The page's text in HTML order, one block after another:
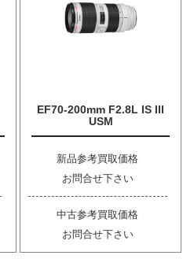
EF70-200mm F2.8L IS III
USM
新品参考買取価格
お問合せ下さい
中古参考買取価格
お問合せ下さい